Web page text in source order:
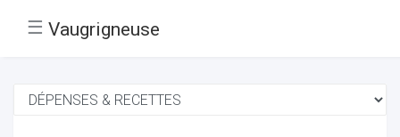
☰ Vaugrigneuse